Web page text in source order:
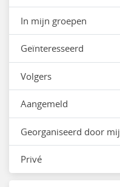
In mijn groepen
Geïnteresseerd
Volgers
Aangemeld
Georganiseerd door mij
Privé